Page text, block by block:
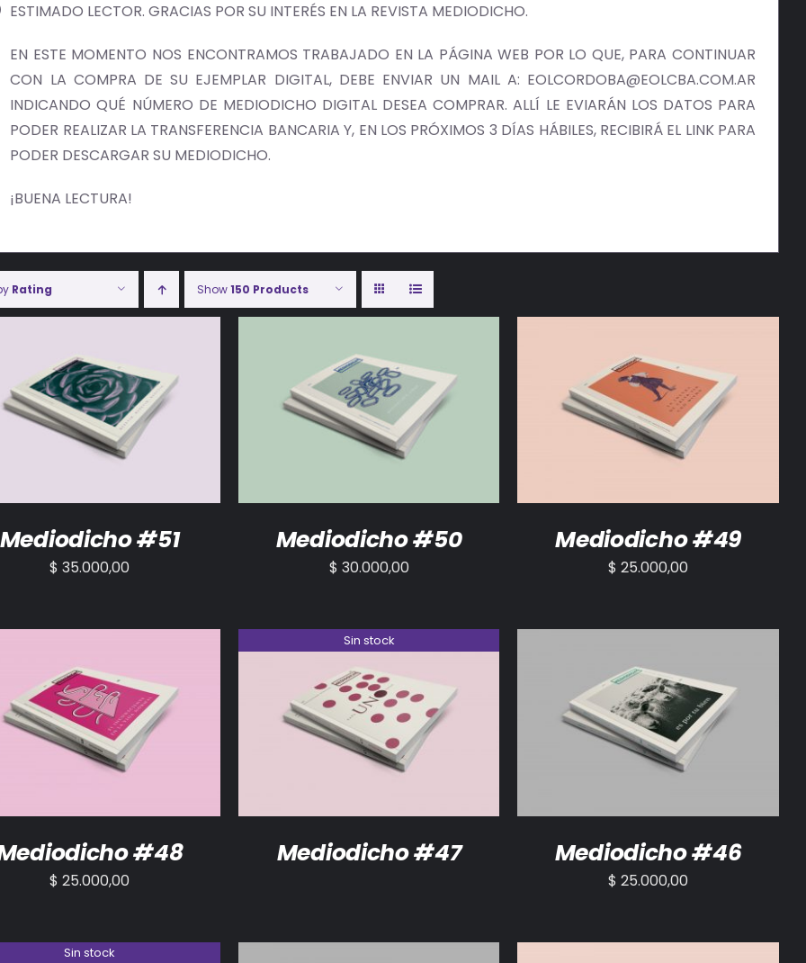
ESTIMADO LECTOR. GRACIAS POR SU INTERÉS EN LA REVISTA MEDIODICHO.
EN ESTE MOMENTO NOS ENCONTRAMOS TRABAJADO EN LA PÁGINA WEB POR LO QUE, PARA CONTINUAR
CON LA COMPRA DE SU EJEMPLAR DIGITAL, DEBE ENVIAR UN MAIL A: EOLCORDOBA@EOLCBA.COM.AR
INDICANDO QUÉ NÚMERO DE MEDIODICHO DIGITAL DESEA COMPRAR. ALLÍ LE EVIARÁN LOS DATOS PARA
PODER REALIZAR LA TRANSFERENCIA BANCARIA Y, EN LOS PRÓXIMOS 3 DÍAS HÁBILES, RECIBIRÁ EL LINK PARA
PODER DESCARGAR SU MEDIODICHO.
¡BUENA LECTURA!
Rating Show150 Products
AL CARRITO / DETALLES
Mediodicho #51
$ 35.000,00
AÑADIR AL CARRITO / DETALLES
Mediodicho #50
$ 30.000,00
AÑADIR AL CARRITO / DETALLES
Mediodicho #49
$ 25.000,00
AL CARRITO / DETALLES
#48
$ 25.000,00
Sin stock
DETALLES
Mediodicho #47
AÑADIR AL CARRITO / DETALLES
Mediodicho #46
$ 25.000,00
Sin stock